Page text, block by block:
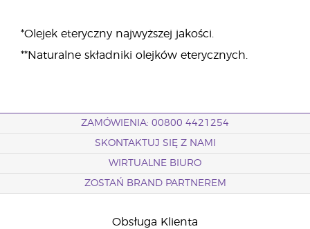
*Olejek eteryczny najwyższej jakości.
**Naturalne składniki olejków eterycznych.
ZAMÓWIENIA: 00800 4421254
SKONTAKTUJ SIĘ Z NAMI
WIRTUALNE BIURO
ZOSTAŃ BRAND PARTNEREM
Obsługa Klienta